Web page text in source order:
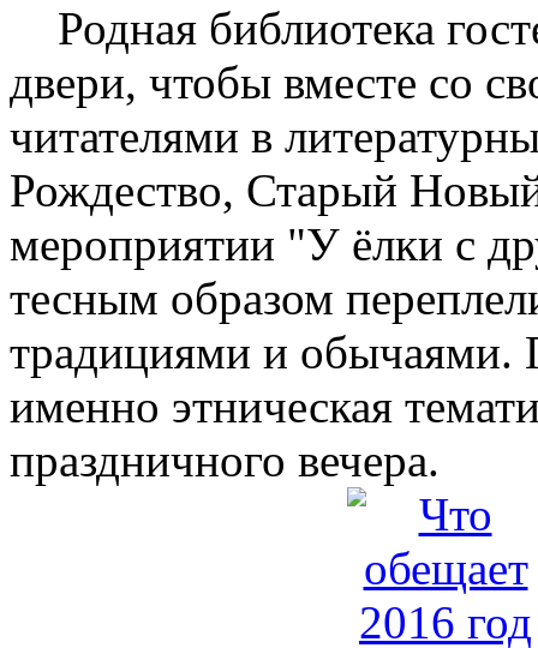
Родная библиотека
двери, чтобы вместе со
читателями в
Рождество, Старый
мероприятии "У ёлки с
тесным образом
традициями и обычаями.
именно этническая
праздничного вечера.